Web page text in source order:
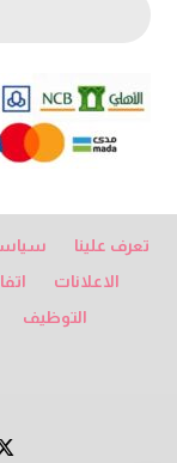
تعرف علينا
الاعلانات
التوظيف